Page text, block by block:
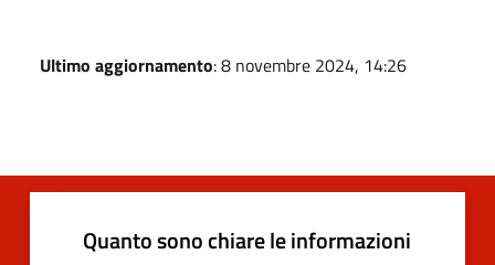
Ultimo aggiornamento: 8 novembre 2024, 14:26
Quanto sono chiare le informazioni